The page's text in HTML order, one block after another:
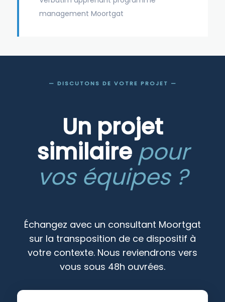
management Moortgat
— DISCUTONS DE VOTRE PROJET —
Un projet
similaire pour
vos équipes ?
Échangez avec un consultant Moortgat
sur la transposition de ce dispositif à
votre contexte. Nous reviendrons vers
vous sous 48h ouvrées.